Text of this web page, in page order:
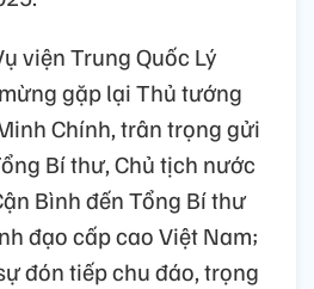
viện Trung Quốc Lý
gặp lại Thủ tướng
Chính, trân trọng gửi
Bí thư, Chủ tịch nước
Bình đến Tổng Bí thư
đạo cấp cao Việt Nam;
đón tiếp chu đáo, trọng